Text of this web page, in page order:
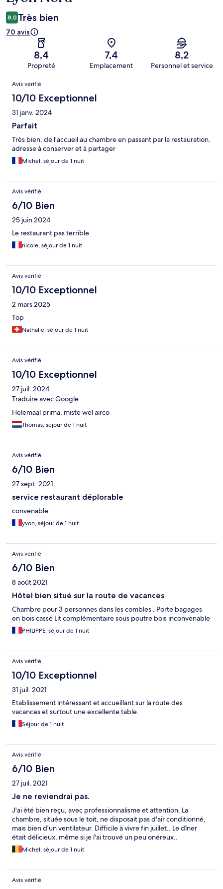
8,0 Très bien
70 avis
8,4
Propreté
7,4
Emplacement
8,2
Personnel et service
Avis
Avis vérifié
10/10 Exceptionnel
31 janv. 2024
Parfait
Très bien, de l’accueil au chambre en passant par la restauration.
adresse à conserver et à partager
Michel, séjour de 1 nuit
Avis vérifié
6/10 Bien
25 juin 2024
Le restaurant pas terrible
nicole, séjour de 1 nuit
Avis vérifié
10/10 Exceptionnel
2 mars 2025
Top
Nathalie, séjour de 1 nuit
Avis vérifié
10/10 Exceptionnel
27 juil. 2024
Traduire avec Google
Helemaal prima, miste wel airco
Thomas, séjour de 1 nuit
Avis vérifié
6/10 Bien
27 sept. 2021
service restaurant déplorable
convenable
yvon, séjour de 1 nuit
Avis vérifié
6/10 Bien
8 août 2021
Hôtel bien situé sur la route de vacances
Chambre pour 3 personnes dans les combles . Porte bagages
en bois cassé Lit complémentaire sous poutre bois inconvenable
PHILIPPE, séjour de 1 nuit
Avis vérifié
10/10 Exceptionnel
31 juil. 2021
Etablissement intéressant et accueillant sur la route des
vacances et surtout une excellente table.
Séjour de 1 nuit
Avis vérifié
6/10 Bien
27 juil. 2021
Je ne reviendrai pas.
J'ai été bien reçu, avec professionnalisme et attention. La
chambre, située sous le toit, ne disposait pas d'air conditionné,
mais bien d'un ventilateur. Difficile à vivre fin juillet.. Le dîner
était délicieux, même si je l'ai trouvé un peu onéreux..
Michel, séjour de 1 nuit
Avis vérifié